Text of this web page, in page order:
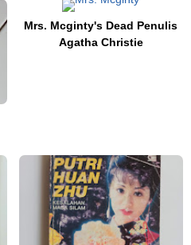
Mrs. Mcginty's Dead Penulis
Agatha Christie